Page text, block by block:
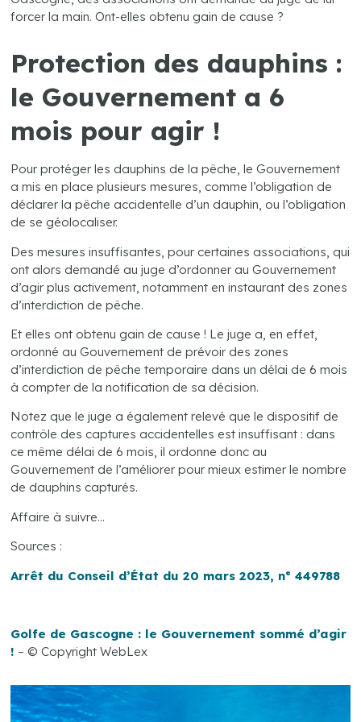
forcer la main. Ont-elles obtenu gain de cause ?
Protection des dauphins :
le Gouvernement a 6
mois pour agir !
Pour protéger les dauphins de la pêche, le Gouvernement
a mis en place plusieurs mesures, comme l’obligation de
déclarer la pêche accidentelle d’un dauphin, ou l’obligation
de se géolocaliser.
Des mesures insuffisantes, pour certaines associations, qui
ont alors demandé au juge d’ordonner au Gouvernement
d’agir plus activement, notamment en instaurant des zones
d’interdiction de pêche.
Et elles ont obtenu gain de cause ! Le juge a, en effet,
ordonné au Gouvernement de prévoir des zones
d’interdiction de pêche temporaire dans un délai de 6 mois
à compter de la notification de sa décision.
Notez que le juge a également relevé que le dispositif de
contrôle des captures accidentelles est insuffisant : dans
ce même délai de 6 mois, il ordonne donc au
Gouvernement de l’améliorer pour mieux estimer le nombre
de dauphins capturés.
Affaire à suivre…
Sources :
Arrêt du Conseil d’État du 20 mars 2023, n° 449788
Golfe de Gascogne : le Gouvernement sommé d’agir
! – © Copyright WebLex